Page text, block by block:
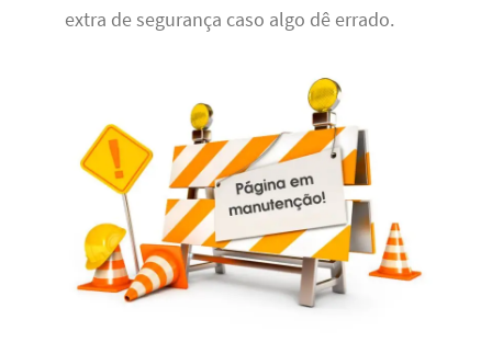
extra de segurança caso algo dê errado.